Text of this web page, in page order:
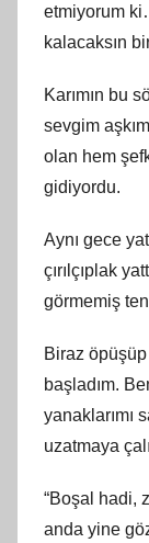
etmiyorum
kalacaksın
Karımın bu
sevgim
olan hem
gidiyordu.
Aynı gece
çırılçıplak
görmemiş
Biraz öpüşüp
başladım.
yanaklarımı
uzatmaya
“Boşal hadi,
anda yine